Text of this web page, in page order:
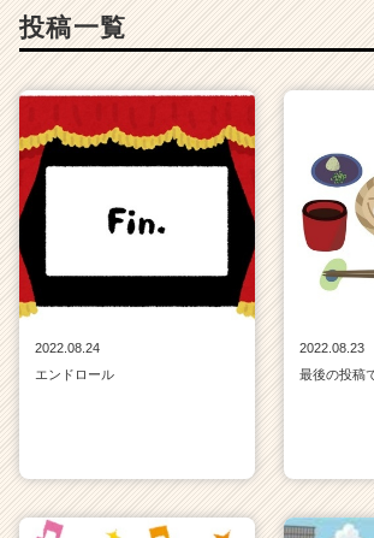
ト
が
く
ア
e
e
投稿一覧
2022.08.24
エンドロール
2022.08.23
最後の投稿